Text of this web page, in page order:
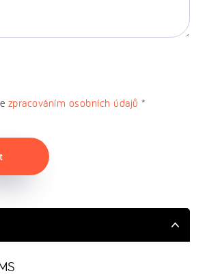
zpracováním osobních údajů *